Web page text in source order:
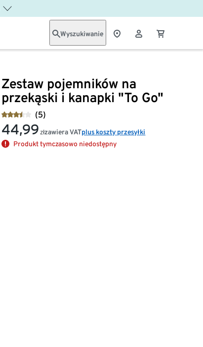
Wyszukiwanie
Zestaw pojemników na
przekąski i kanapki "To Go"
(5)
44,99 złzawiera VATplus koszty przesyłki
Produkt tymczasowo niedostępny